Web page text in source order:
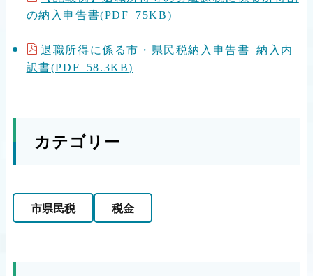
の納入申告書(PDF 75KB)
退職所得に係る市・県民税納入申告書 納入内
訳書(PDF 58.3KB)
カテゴリー
市県民税 税金